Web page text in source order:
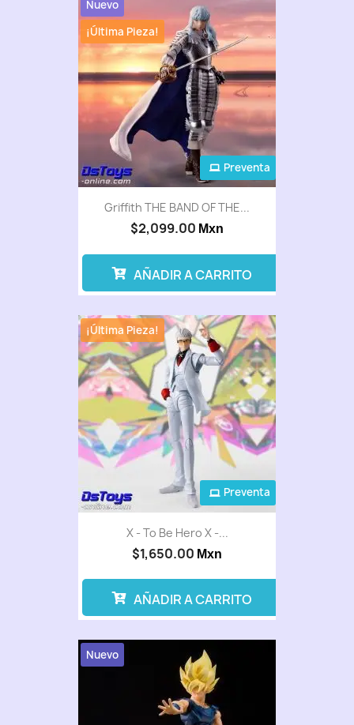
Griffith THE BAND OF THE...
$2,099.00 Mxn
Preventa
Nuevo
¡Última Pieza!
AÑADIR A CARRITO
X - To Be Hero X -...
$1,650.00 Mxn
Preventa
¡Última Pieza!
AÑADIR A CARRITO
Nuevo